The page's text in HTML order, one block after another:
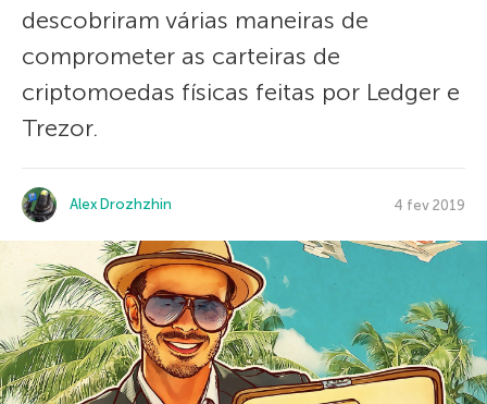
descobriram várias maneiras de
comprometer as carteiras de
criptomoedas físicas feitas por Ledger e
Trezor.
Alex Drozhzhin 4 fev 2019